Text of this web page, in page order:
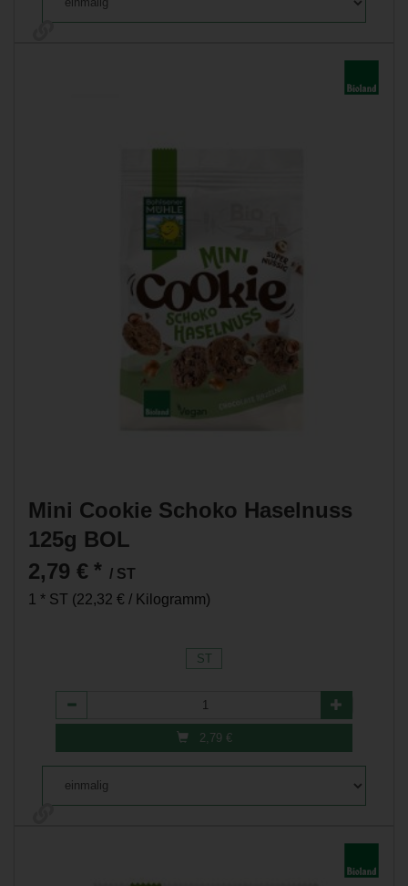
Mini Cookie Schoko Haselnuss
125g BOL
2,79 € * / ST
1 * ST (22,32 € / Kilogramm)
ST
Anzahl
2,79 €